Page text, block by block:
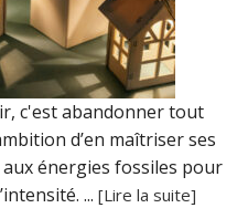
c'est abandonner tout
d’en maîtriser ses
énergies fossiles pour
...[Lire la suite]